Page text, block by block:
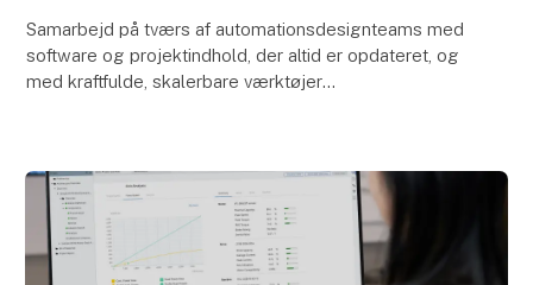
Samarbejd på tværs af automationsdesignteams med
software og projektindhold, der altid er opdateret, og
med kraftfulde, skalerbare værktøjer